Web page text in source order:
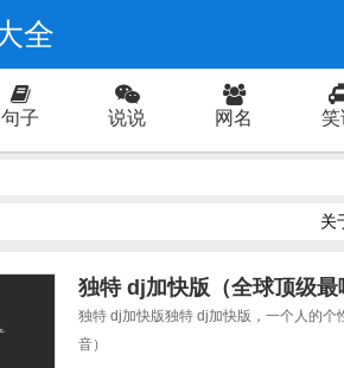
全
句子 说说 网名 笑
关
独特 dj加快版（全球顶级
独特 dj加快版独特 dj加快版，一个人的
音）